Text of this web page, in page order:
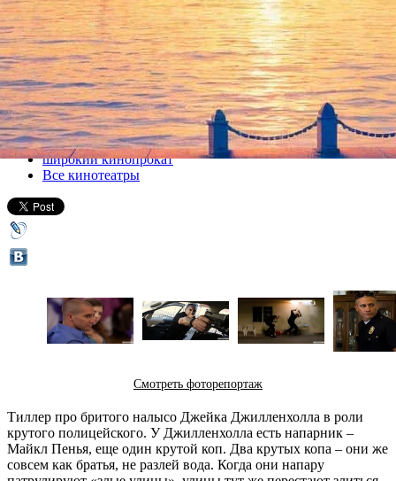
Патруль
20 сентября 2012, четверг-24 октября 2012, среда
Версия для печати
Все кино
широкий кинопрокат
Все кинотеатры
Смотреть фоторепортаж
Тиллер про бритого налысо Джейка Джилленхолла в роли
крутого полицейского. У Джилленхолла есть напарник –
Майкл Пенья, еще один крутой коп. Два крутых копа – они же
совсем как братья, не разлей вода. Когда они напару